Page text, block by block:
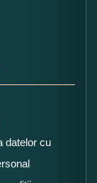
datelor cu